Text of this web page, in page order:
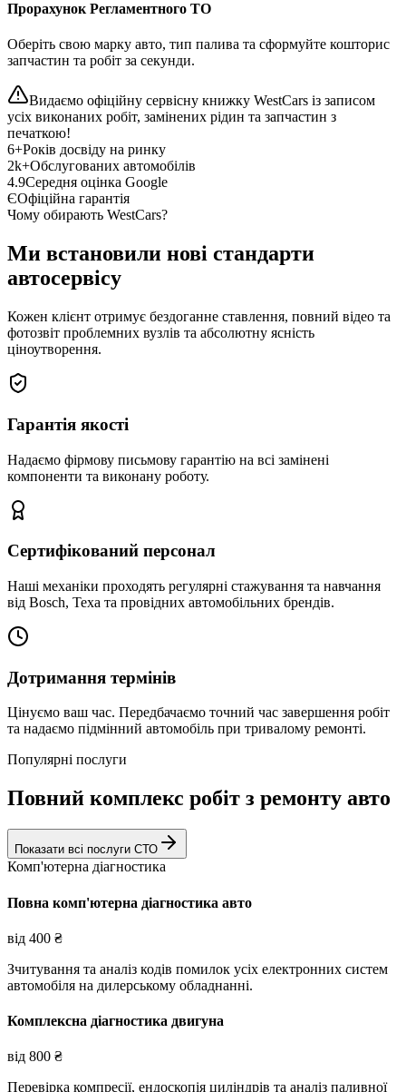
Прорахунок Регламентного ТО
Оберіть свою марку авто, тип палива та сформуйте кошторис
запчастин та робіт за секунди.
Видаємо офіційну сервісну книжку WestCars із записом
усіх виконаних робіт, замінених рідин та запчастин з
печаткою!
6+Років досвіду на ринку
2k+Обслугованих автомобілів
4.9Середня оцінка Google
ЄОфіційна гарантія
Чому обирають WestCars?
Ми встановили нові стандарти
автосервісу
Кожен клієнт отримує бездоганне ставлення, повний відео та
фотозвіт проблемних вузлів та абсолютну ясність
ціноутворення.
Гарантія якості
Надаємо фірмову письмову гарантію на всі замінені
компоненти та виконану роботу.
Сертифікований персонал
Наші механіки проходять регулярні стажування та навчання
від Bosch, Texa та провідних автомобільних брендів.
Дотримання термінів
Цінуємо ваш час. Передбачаємо точний час завершення робіт
та надаємо підмінний автомобіль при тривалому ремонті.
Популярні послуги
Повний комплекс робіт з ремонту авто
Показати всі послуги СТО
Комп'ютерна діагностика
Повна комп'ютерна діагностика авто
від 400 ₴
Зчитування та аналіз кодів помилок усіх електронних систем
автомобіля на дилерському обладнанні.
Комплексна діагностика двигуна
від 800 ₴
Перевірка компресії, ендоскопія циліндрів та аналіз паливної